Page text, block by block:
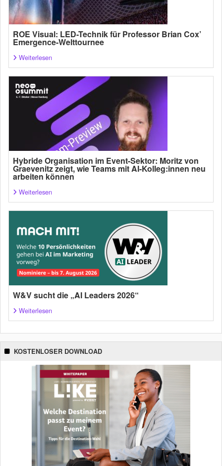
ROE Visual: LED-Technik für Professor Brian Cox’
Emergence-Welttournee
Weiterlesen
Hybride Organisation im Event-Sektor: Moritz von
Graevenitz zeigt, wie Teams mit AI-Kolleg:innen neu
arbeiten können
Weiterlesen
W&V sucht die „AI Leaders 2026“
Weiterlesen
KOSTENLOSER DOWNLOAD